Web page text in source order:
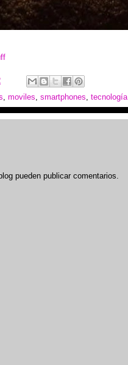
moviles smartphones tecnología
pueden publicar comentarios.